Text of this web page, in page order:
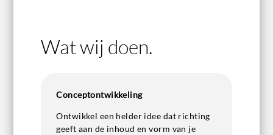
Wat wij doen.
Conceptontwikkeling
Ontwikkel een helder idee dat richting
geeft aan de inhoud en vorm van je